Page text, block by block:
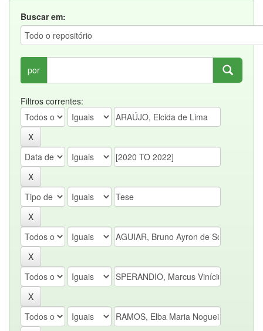
Buscar em:
por
Filtros correntes: